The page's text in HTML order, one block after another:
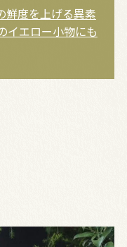
鮮度を上げる異素
イエロー小物にも